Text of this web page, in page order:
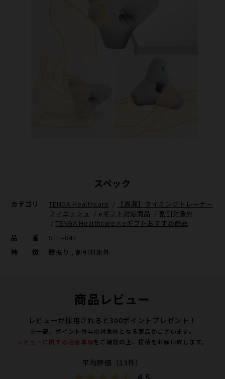
スペック
カテゴリ TENGA Healthcare /
【遅漏】タイミングトレーナー
フィニッシュ / eギフト対応商品 / 割引対象外
/TENGA Healthcare×eギフトおすすめ商品
品番
STH-047
特徴
腰振り , 割引対象外
商品レビュー
レビューが採用されると300ポイントプレゼント！
※一部、ポイント付与の対象外となる商品がございます。
レビューに関する注意事項をご確認の上、投稿をお願い致します。
平均評価（13件）